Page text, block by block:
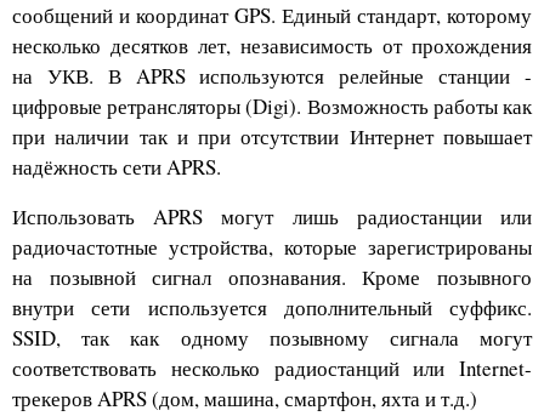
сообщений и координат GPS. Единый стандарт, которому
несколько десятков лет, независимость от прохождения
на УКВ. В APRS используются релейные станции -
цифровые ретрансляторы (Digi). Возможность работы как
при наличии так и при отсутствии Интернет повышает
надёжность сети APRS.
Использовать APRS могут лишь радиостанции или
радиочастотные устройства, которые зарегистрированы
на позывной сигнал опознавания. Кроме позывного
внутри сети используется дополнительный суффикс.
SSID, так как одному позывному сигнала могут
соответствовать несколько радиостанций или Internet-
трекеров APRS (дом, машина, смартфон, яхта и т.д.)